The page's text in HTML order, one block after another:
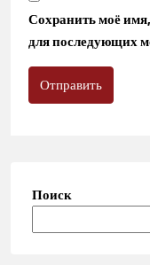
Сохранить моё
для последующих
Отправить
Поиск